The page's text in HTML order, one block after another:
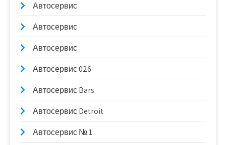
Автосервис
Автосервис
Автосервис
Автосервис 026
Автосервис Bars
Автосервис Detroit
Автосервис № 1